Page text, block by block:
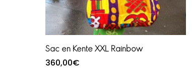
Ajouter au panier
Sac en Kente XXL Rainbow
360,00€